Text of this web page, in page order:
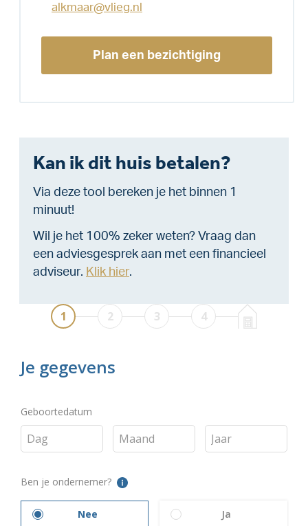
alkmaar@vlieg.nl
Plan een bezichtiging
Kan ik dit huis betalen?
Via deze tool bereken je het binnen 1
minuut!
Wil je het 100% zeker weten? Vraag dan
een adviesgesprek aan met een financieel
adviseur. Klik hier.